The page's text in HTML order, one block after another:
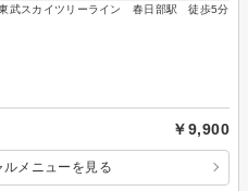
武スカイツリーライン 春日部駅 徒歩5分
￥9,900
メニューを見る